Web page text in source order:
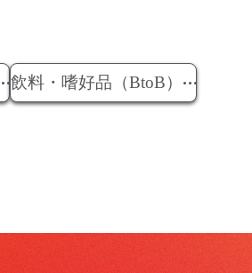
飲料・嗜好品（BtoB）